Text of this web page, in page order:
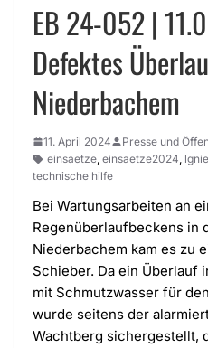
EB 24-052 |
Defektes
Niederbachem
11. April 2024 Presse und
einsaetze, einsaetze2024,
technische hilfe
Bei Wartungsarbeiten an
Regenüberlaufbeckens in
Niederbachem kam es zu
Schieber. Da ein Überlauf
mit Schmutzwasser für
wurde seitens der
Wachtberg sichergestellt,